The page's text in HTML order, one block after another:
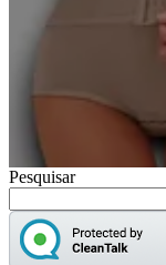
Pesquisar